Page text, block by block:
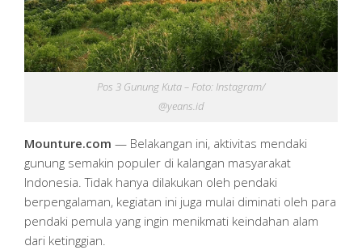
Pos 3 Gunung Kuta – Foto: Instagram/
@yeans.id
Mounture.com — Belakangan ini, aktivitas mendaki
gunung semakin populer di kalangan masyarakat
Indonesia. Tidak hanya dilakukan oleh pendaki
berpengalaman, kegiatan ini juga mulai diminati oleh para
pendaki pemula yang ingin menikmati keindahan alam
dari ketinggian.